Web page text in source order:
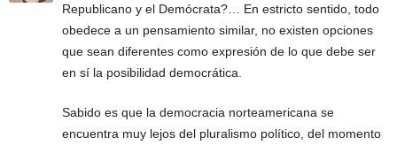
Republicano y el Demócrata?… En estricto sentido, todo
obedece a un pensamiento similar, no existen opciones
que sean diferentes como expresión de lo que debe ser
en sí la posibilidad democrática.
Sabido es que la democracia norteamericana se
encuentra muy lejos del pluralismo político, del momento